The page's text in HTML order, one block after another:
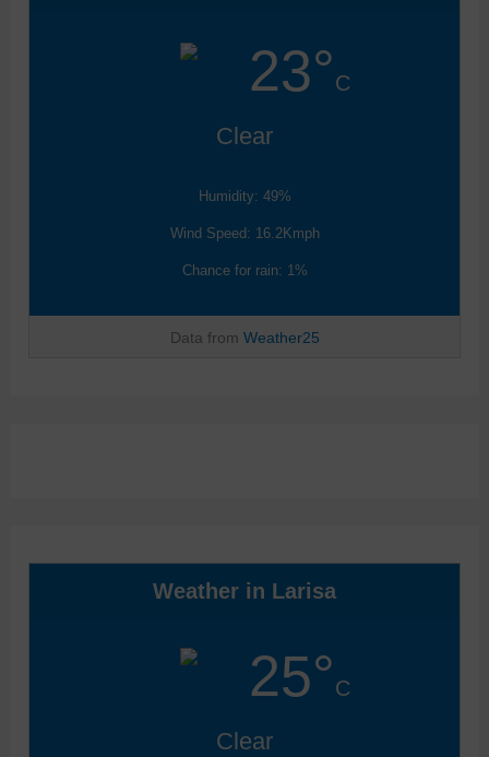
23°C
Clear
Humidity: 49%
Wind Speed: 16.2Kmph
Chance for rain: 1%
Data from Weather25
Weather in Larisa
25°C
Clear